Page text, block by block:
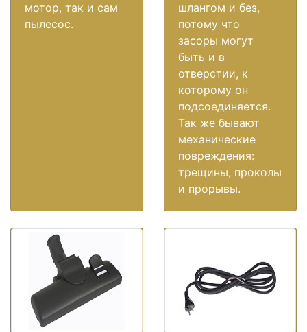
мотор, так и сам
пылесос.
шлангом и без,
потому что
засоры могут
быть и в
отверстии, к
которому он
подсоединяется.
Так же бывают
механические
повреждения:
трещины, проколы
и прорывы.